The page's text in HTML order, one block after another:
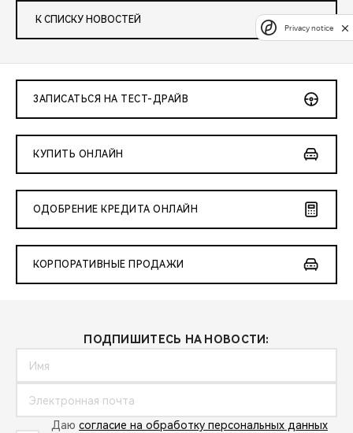
К СПИСКУ НОВОСТЕЙ
ЗАПИСАТЬСЯ НА ТЕСТ-ДРАЙВ
КУПИТЬ ОНЛАЙН
ОДОБРЕНИЕ КРЕДИТА ОНЛАЙН
КОРПОРАТИВНЫЕ ПРОДАЖИ
ПОДПИШИТЕСЬ НА НОВОСТИ:
Даю согласие на обработку персональных данных
Privacy notice